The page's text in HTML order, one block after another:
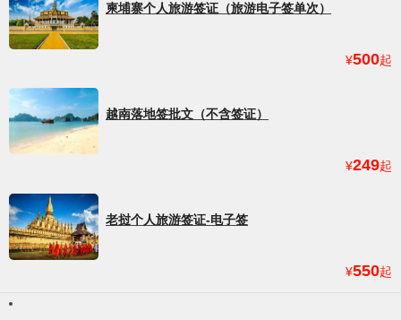
柬埔寨个人旅游签证（旅游电子签单次）
¥500起
越南落地签批文（不含签证）
¥249起
老挝个人旅游签证-电子签
¥550起